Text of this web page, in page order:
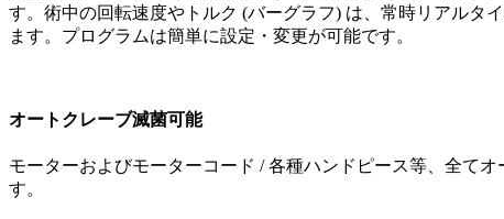
す。術中の回転速度やトルク (バーグラフ) は、常時リアルタ
ます。プログラムは簡単に設定・変更が可能です。
オートクレーブ滅菌可能
モーターおよびモーターコード / 各種ハンドピース等、全て
す。